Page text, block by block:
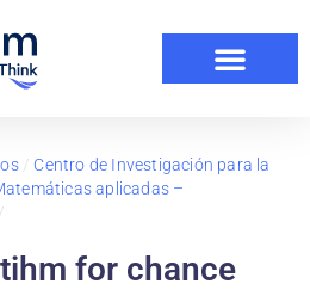
/ Centro de Investigación para la
aplicadas –
/
for chance